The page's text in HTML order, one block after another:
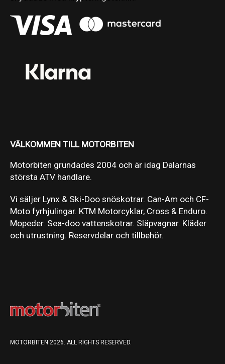
VÄLKOMMEN TILL MOTORBITEN
Motorbiten grundades 2004 och är idag Dalarnas
största ATV handlare.
Vi säljer Lynx & Ski-Doo snöskotrar. Can-Am och CF-
Moto fyrhjulingar. KTM Motorcyklar, Cross & Enduro.
Mopeder. Sea-doo vattenskotrar. Släpvagnar. Kläder
och utrustning. Reservdelar och tillbehör.
MOTORBITEN 2026. ALL RIGHTS RESERVED.